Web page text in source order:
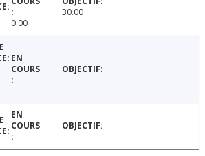
0.00
30.00